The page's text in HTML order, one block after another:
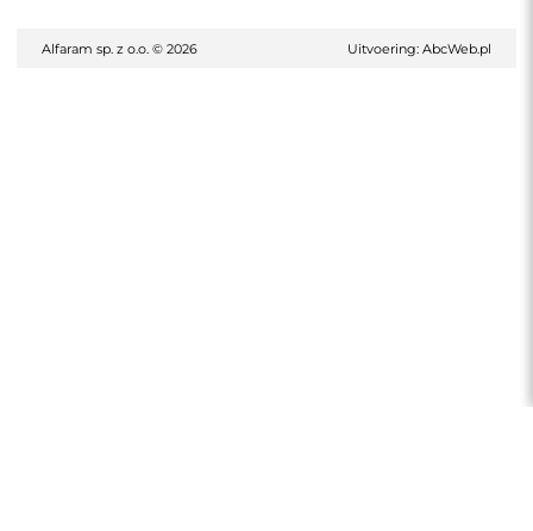
Alfaram sp. z o.o. © 2026 Uitvoering: AbcWeb.pl